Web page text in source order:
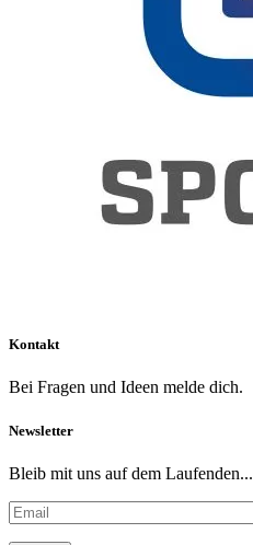
Kontakt
Bei Fragen und Ideen melde dich.
Newsletter
Bleib mit uns auf dem Laufenden...